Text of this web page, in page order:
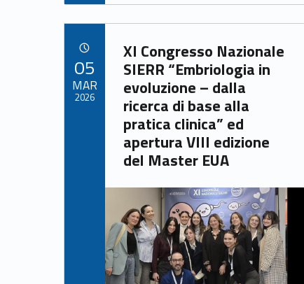
b
o
o
k
d
o
n
l e
Link identifier archive #link-archive-87769
XI Congresso Nazionale
SIERR “Embriologia in
evoluzione – dalla
ricerca di base alla
pratica clinica” ed
apertura VIII edizione
del Master EUA
Link identifier archive #link-archive-thumb-soap-73185
05
MAR
2026